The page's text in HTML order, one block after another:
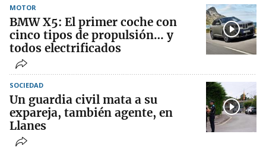
MOTOR
BMW X5: El primer coche con
cinco tipos de propulsión… y
todos electrificados
SOCIEDAD
Un guardia civil mata a su
expareja, también agente, en
Llanes